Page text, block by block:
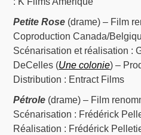
Petite Rose (drame) – Film
Coproduction Canada/
Scénarisation et réalisation :
DeCelles (Une colonie) –
Distribution : Entract Films
Pétrole (drame) – Film
Scénarisation : Frédérick
Réalisation : Frédérick